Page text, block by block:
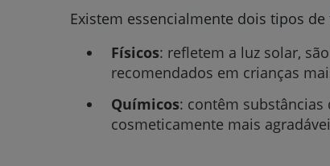
Existem essencialmente dois tipos
Físicos: refletem a luz solar,
recomendados em crianças
Químicos: contêm substâncias
cosmeticamente mais